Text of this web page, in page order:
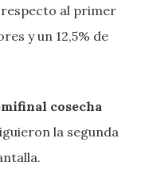
respecto al primer
y un 12,5% de
cosecha
la segunda